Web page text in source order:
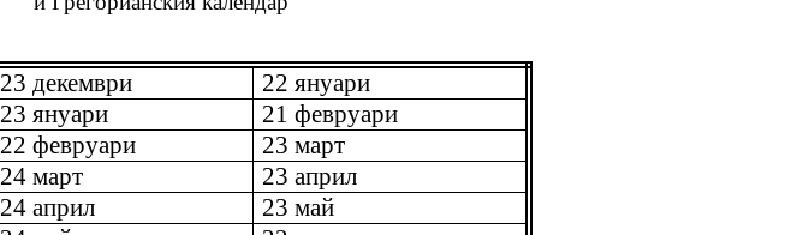
23 декември
22 януари
23 януари
21 февруари
22 февруари
23 март
24 март
23 април
24 април
23 май